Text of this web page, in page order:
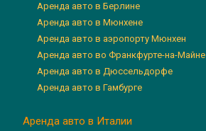
Аренда авто в Берлине
Аренда авто в Мюнхене
Аренда авто в аэропорту Мюнхен
Аренда авто во Франкфурте-на-Майне
Аренда авто в Дюссельдорфе
Аренда авто в Гамбурге
Аренда авто в Италии